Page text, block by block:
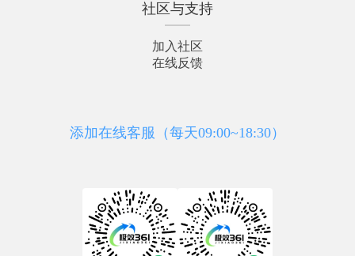
社区与支持
加入社区
在线反馈
添加在线客服（每天09:00~18:30）